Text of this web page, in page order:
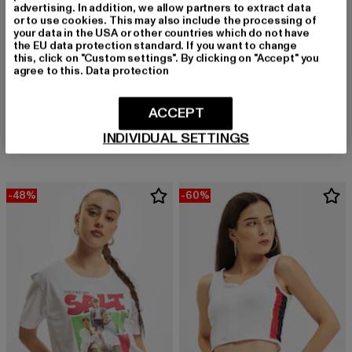
URBAN CLASSICS
Ladies Essentials Extended Shoulder
Derzeitiger Preis: 16,01 EURAktionspreis: 17,99 EUR
URBAN CLASSICS
Ladies Short Rib Corsage
15,11 EUR
Derzeitiger Preis: 15,11 EUR
27,99 EUR
-48% -60%
advertising. In addition, we allow partners to extract data
or to use cookies. This may also include the processing of
your data in the USA or other countries which do not have
the EU data protection standard. If you want to change
this, click on "Custom settings". By clicking on "Accept" you
agree to this. Data protection
INDIVIDUAL SETTINGS
ACCEPT